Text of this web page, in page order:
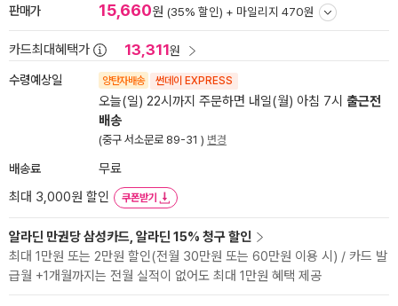
판매가 15,660원 (35% 할인) + 마일리지 470원
카드최대혜택가 13,311원
수령예상일 양탄자배송 썬데이 EXPRESS
오늘(일) 22시까지 주문하면 내일(월) 아침 7시 출근전
배송
(중구 서소문로 89-31 ) 변경
배송료
무료
최대 3,000원 할인
쿠폰받기
알라딘 만권당 삼성카드, 알라딘 15% 청구 할인
최대 1만원 또는 2만원 할인(전월 30만원 또는 60만원 이용 시) / 카드 발
급월 +1개월까지는 전월 실적이 없어도 최대 1만원 혜택 제공